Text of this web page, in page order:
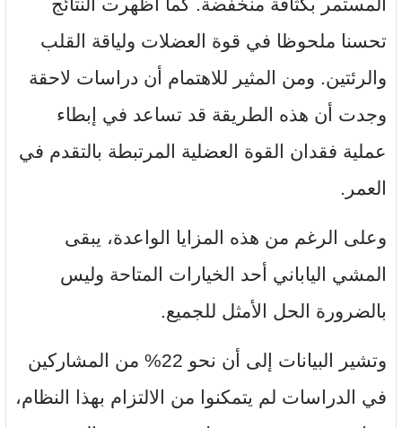
تحسنا ملحوظا في قوة العضلات ولياقة القلب
والرئتين. ومن المثير للاهتمام أن دراسات لاحقة
وجدت أن هذه الطريقة قد تساعد في إبطاء
عملية فقدان القوة العضلية المرتبطة بالتقدم في
العمر.
وعلى الرغم من هذه المزايا الواعدة، يبقى
المشي الياباني أحد الخيارات المتاحة وليس
بالضرورة الحل الأمثل للجميع.
وتشير البيانات إلى أن نحو 22% من المشاركين
في الدراسات لم يتمكنوا من الالتزام بهذا النظام،